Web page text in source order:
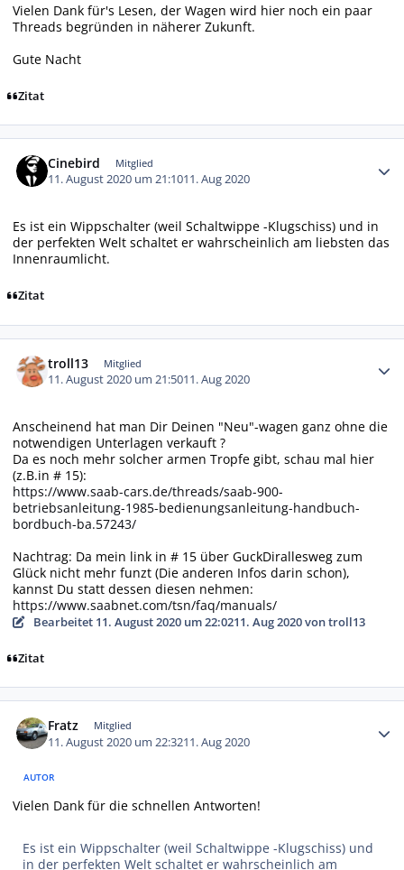
Vielen Dank für's Lesen, der Wagen wird hier noch ein paar
Threads begründen in näherer Zukunft.
Gute Nacht
Zitat
Cinebird Mitglied
11. August 2020 um 21:1011. Aug 2020
Es ist ein Wippschalter (weil Schaltwippe -Klugschiss) und in
der perfekten Welt schaltet er wahrscheinlich am liebsten das
Innenraumlicht.
Zitat
troll13 Mitglied
11. August 2020 um 21:5011. Aug 2020
Anscheinend hat man Dir Deinen "Neu"-wagen ganz ohne die
notwendigen Unterlagen verkauft ?
Da es noch mehr solcher armen Tropfe gibt, schau mal hier
(z.B.in # 15):
https://www.saab-cars.de/threads/saab-900-
betriebsanleitung-1985-bedienungsanleitung-handbuch-
bordbuch-ba.57243/
Nachtrag: Da mein link in # 15 über GuckDirallesweg zum
Glück nicht mehr funzt (Die anderen Infos darin schon),
kannst Du statt dessen diesen nehmen:
https://www.saabnet.com/tsn/faq/manuals/
Bearbeitet 11. August 2020 um 22:0211. Aug 2020von troll13
Zitat
Fratz Mitglied
11. August 2020 um 22:3211. Aug 2020
AUTOR
Vielen Dank für die schnellen Antworten!
Es ist ein Wippschalter (weil Schaltwippe -Klugschiss) und
in der perfekten Welt schaltet er wahrscheinlich am